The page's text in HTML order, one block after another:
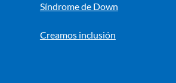
Síndrome de Down
Creamos inclusión